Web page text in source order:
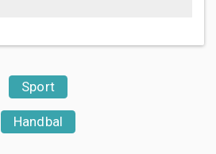
Sport
Handbal